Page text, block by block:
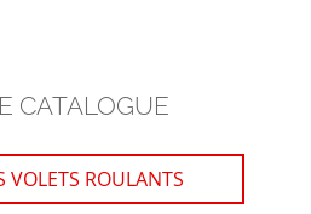
CATALOGUE
VOLETS ROULANTS